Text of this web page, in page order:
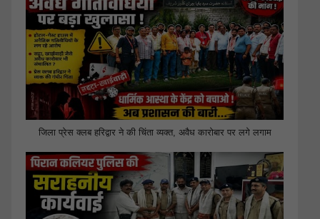
जिला प्रेस क्लब हरिद्वार ने की चिंता व्यक्त, अवैध कारोबार पर लगे लगाम